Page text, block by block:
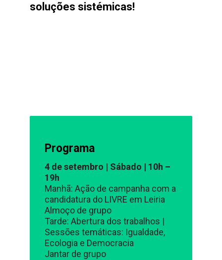
soluções sistémicas!
Programa
4 de setembro | Sábado | 10h –
19h
Manhã: Ação de campanha com a
candidatura do LIVRE em Leiria
Almoço de grupo
Tarde: Abertura dos trabalhos |
Sessões temáticas: Igualdade,
Ecologia e Democracia
Jantar de grupo